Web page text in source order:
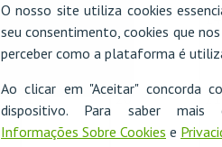
O nosso site utiliza cookies
seu consentimento, cookies que
perceber como a plataforma é
Ao clicar em "Aceitar" concorda
dispositivo. Para saber
Informações Sobre Cookies e
12 13 14
19 20 21